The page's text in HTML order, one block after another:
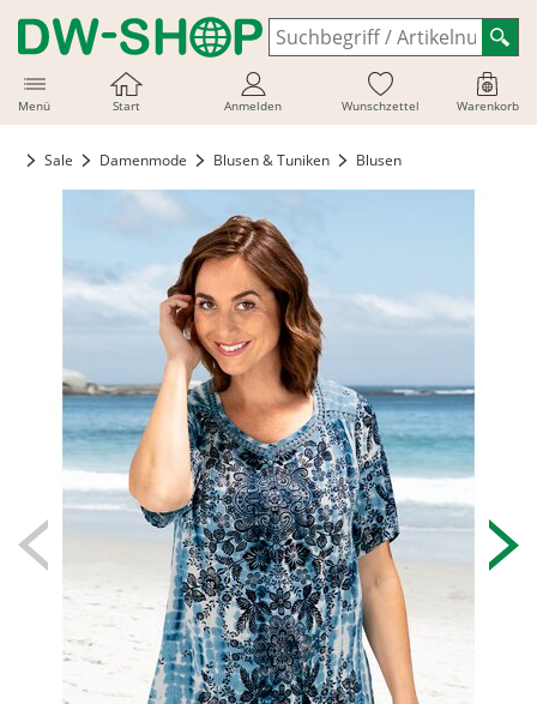
Menü Start Anmelden Wunschzettel Warenkorb
Sale Damenmode Blusen & Tuniken Blusen